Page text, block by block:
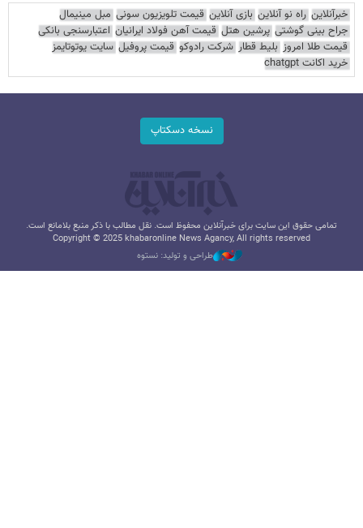
خبرآنلاین راه نو آنلاین بازی آنلاین قیمت تلویزیون سونی مبل مینیمال
جراح بینی گوشتی پرشین هتل قیمت آهن فولاد ایرانیان اعتبارسنجی بانکی
قیمت طلا امروز بلیط قطار شرکت رادوکو قیمت پروفیل سایت یوتوتایمز
خرید اکانت chatgpt
نسخه دسکتاپ
تمامی حقوق این سایت برای خبرآنلاین محفوظ است. نقل مطالب با ذکر منبع بلامانع است.
Copyright © 2025 khabaronline News Agancy, All rights reserved
طراحی و تولید: نستوه